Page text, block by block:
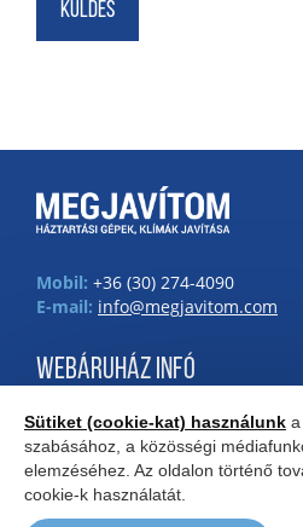
Mobil: +36 (30) 274-4090
E-mail: info@megjavitom.com
WEBÁRUHÁZ INFÓ
Impresszum
Adatkezelési tájékoztató
Általános Szerződési Feltételek
Sütiket (cookie-kat) használunk
szabásához, a közösségi
elemzéséhez. Az oldalon történő
cookie-k használatát.